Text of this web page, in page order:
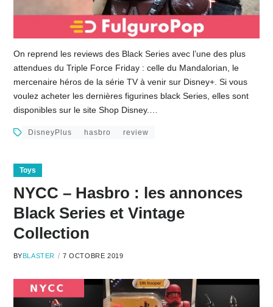
On reprend les reviews des Black Series avec l’une des plus
attendues du Triple Force Friday : celle du Mandalorian, le
mercenaire héros de la série TV à venir sur Disney+. Si vous
voulez acheter les dernières figurines black Series, elles sont
disponibles sur le site Shop Disney.…
DisneyPlus hasbro review
Toys
NYCC – Hasbro : les annonces
Black Series et Vintage
Collection
BYBLASTER 7 OCTOBRE 2019